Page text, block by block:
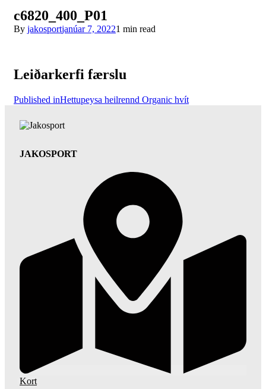
c6820_400_P01
By jakosportjanúar 7, 20221 min read
Leiðarkerfi færslu
Published inHettupeysa heilrennd Organic hvít
JAKOSPORT
Kort